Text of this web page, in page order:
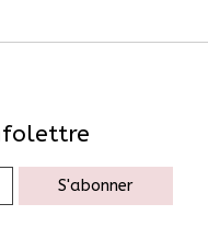
S'abonner